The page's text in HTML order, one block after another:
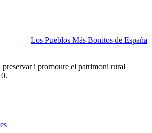
Los Pueblos Más Bonitos de España
preservar i promoure el patrimoni rural